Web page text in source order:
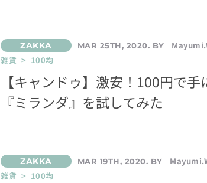
MAR 25TH, 2020. BY
雑貨 > 100均
【キャンドゥ】激安！100円で
『ミランダ』を試してみた
MAR 19TH, 2020. BY
雑貨 > 100均